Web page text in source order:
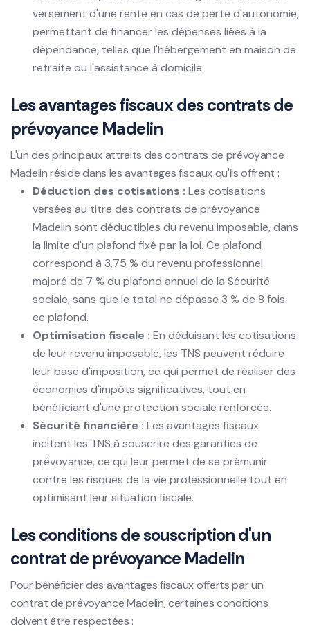
versement d'une rente en cas de perte d'autonomie,
permettant de financer les dépenses liées à la
dépendance, telles que l'hébergement en maison de
retraite ou l'assistance à domicile.
Les avantages fiscaux des contrats de
prévoyance Madelin
L'un des principaux attraits des contrats de prévoyance
Madelin réside dans les avantages fiscaux qu'ils offrent :
Déduction des cotisations : Les cotisations
versées au titre des contrats de prévoyance
Madelin sont déductibles du revenu imposable, dans
la limite d'un plafond fixé par la loi. Ce plafond
correspond à 3,75 % du revenu professionnel
majoré de 7 % du plafond annuel de la Sécurité
sociale, sans que le total ne dépasse 3 % de 8 fois
ce plafond.
Optimisation fiscale : En déduisant les cotisations
de leur revenu imposable, les TNS peuvent réduire
leur base d'imposition, ce qui permet de réaliser des
économies d'impôts significatives, tout en
bénéficiant d'une protection sociale renforcée.
Sécurité financière : Les avantages fiscaux
incitent les TNS à souscrire des garanties de
prévoyance, ce qui leur permet de se prémunir
contre les risques de la vie professionnelle tout en
optimisant leur situation fiscale.
Les conditions de souscription d'un
contrat de prévoyance Madelin
Pour bénéficier des avantages fiscaux offerts par un
contrat de prévoyance Madelin, certaines conditions
doivent être respectées :